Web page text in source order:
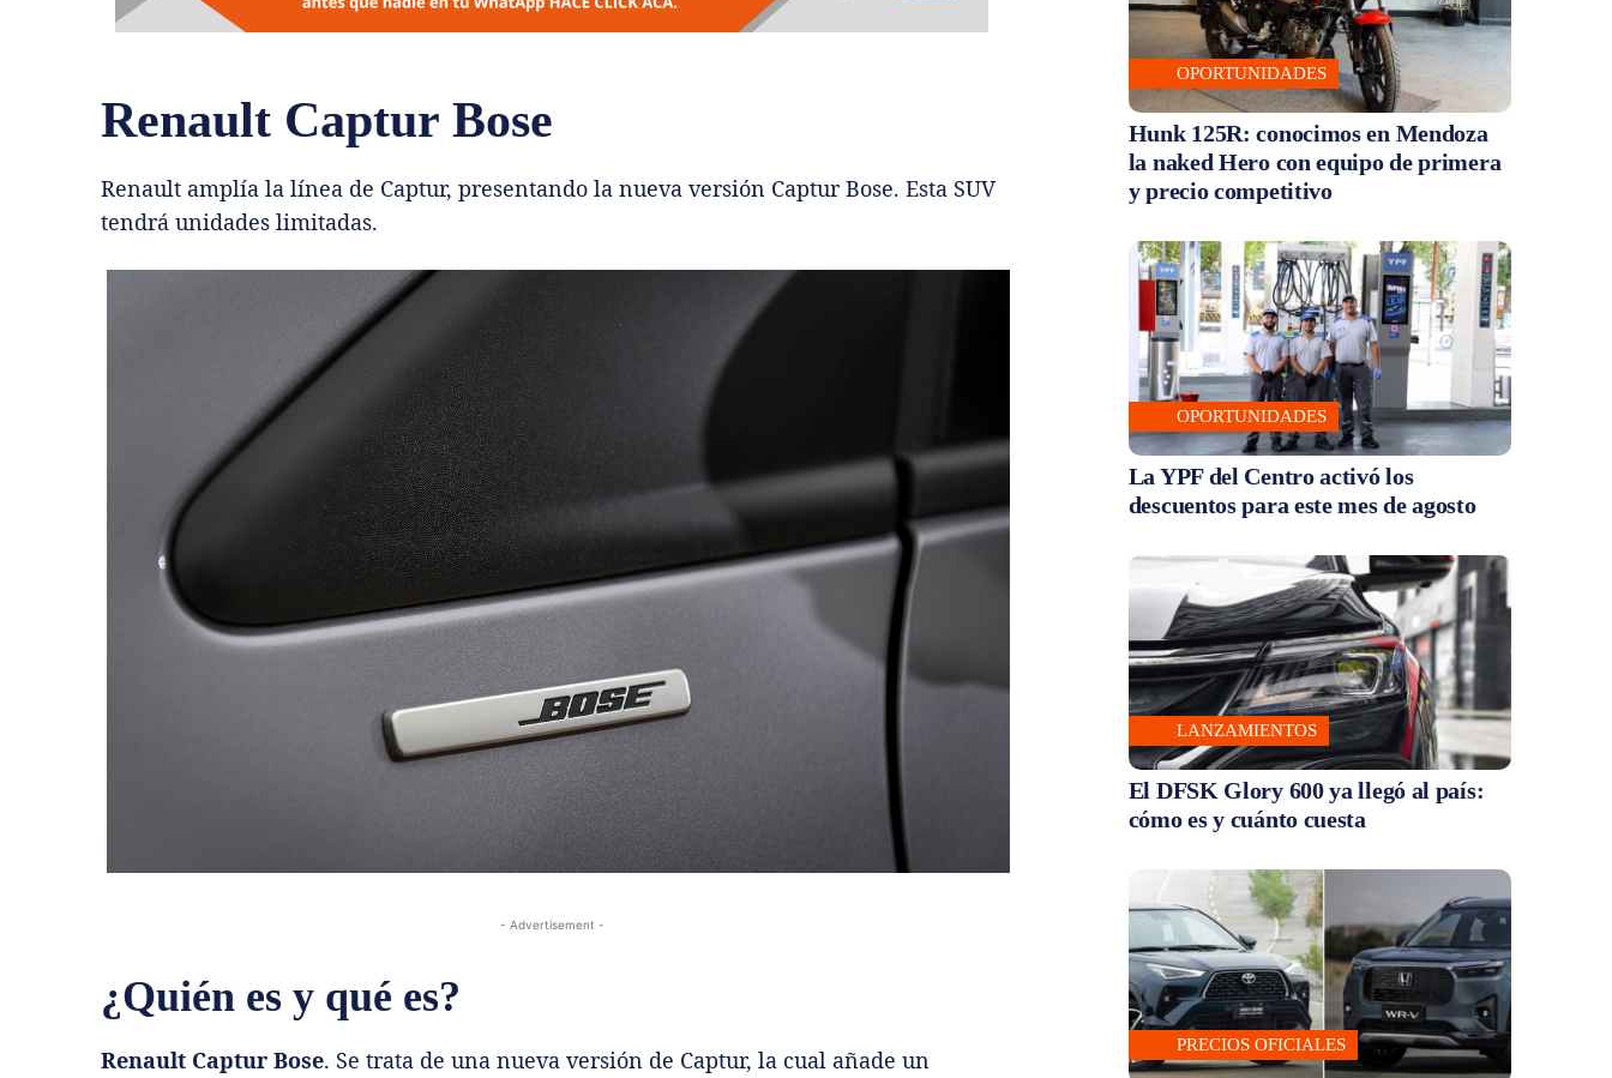
Renault Captur Bose
Renault amplía la línea de Captur, presentando la nueva versión Captur Bose. Esta SUV
tendrá unidades limitadas.
- Advertisement -
¿Quién es y qué es?
Renault Captur Bose. Se trata de una nueva versión de Captur, la cual añade un
OPORTUNIDADES
Hunk 125R: conocimos en Mendoza
la naked Hero con equipo de primera
y precio competitivo
OPORTUNIDADES
La YPF del Centro activó los
descuentos para este mes de agosto
LANZAMIENTOS
El DFSK Glory 600 ya llegó al país:
cómo es y cuánto cuesta
PRECIOS OFICIALES